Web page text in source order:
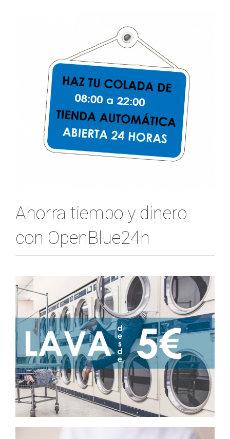
Ahorra tiempo y dinero
con OpenBlue24h